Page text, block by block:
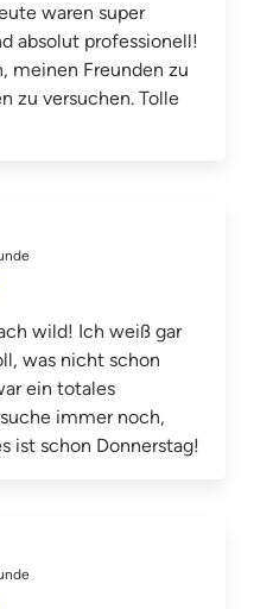
waren super
absolut professionell!
meinen Freunden zu
zu versuchen. Tolle
wild! Ich weiß gar
was nicht schon
ein totales
immer noch,
ist schon Donnerstag!